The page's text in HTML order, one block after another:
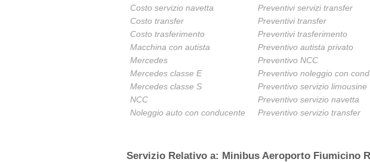
Costo servizio navetta
Costo transfer
Costo trasferimento
Macchina con autista
Mercedes
Mercedes classe E
Mercedes classe S
NCC
Noleggio auto con conducente
Preventivi servizi transfer
Preventivi transfer
Preventivi trasferimento
Preventivo autista privato
Preventivo NCC
Preventivo noleggio con
Preventivo servizio limousine
Preventivo servizio navetta
Preventivo servizio transfer
Servizio Relativo a: Minibus Aeroporto Fiumicino